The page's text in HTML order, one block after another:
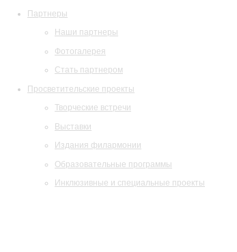
Партнеры
Наши партнеры
Фотогалерея
Стать партнером
Просветительские проекты
Творческие встречи
Выставки
Издания филармонии
Образовательные программы
Инклюзивные и специальные проекты